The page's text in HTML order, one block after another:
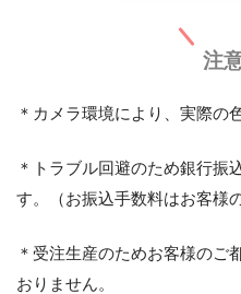
注
＊カメラ環境により、実際の
＊トラブル回避のため銀行振
す。（お振込手数料はお客様
＊受注生産のためお客様のご
おりません。